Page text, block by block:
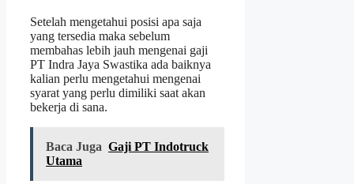
Setelah mengetahui posisi apa saja
yang tersedia maka sebelum
membahas lebih jauh mengenai gaji
PT Indra Jaya Swastika ada baiknya
kalian perlu mengetahui mengenai
syarat yang perlu dimiliki saat akan
bekerja di sana.
Baca Juga Gaji PT Indotruck
Utama